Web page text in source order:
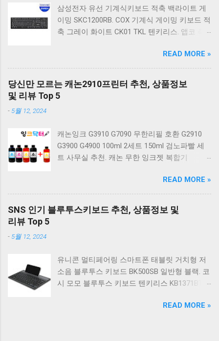
삼성전자 유선 기계식키보드 적축 백라이트 게
이밍 SKC1200RB. COX 기계식 게이밍 키보드 적
축 그레이 화이트 CK01 TKL 텐키리스. 앱코 축
랙 K560 일반형. 앱코 K517 레트로 기계식 게이
밍 유선키보드 갈축 일반형 레트로 베이지. 체리
키보드 G803000S TKL RGB 게이밍 텐키리스 기
계식 키보드 4종 축 선택 저소음적축 블랙. 체리
베이지 K517 Retro. COX CK01 교체축 사이드
RGB 게이밍 기계식 키보드 네이비 CK01NV적축
일반형. 체리키보드 XTRFY MX BOARD 3.1 RGB
COX 기계식 게이밍 키보드 갈축 그레이 화이트
CK01 TKL 텐키리스 기계식키보드 구매를 고려
하실 때, 추가 할인 혜택을 놓치지 마세요. 다양
정이 많이 어려우시죠? 특히 기계식키보드 같은
상품을 고를 때는 더 고민이 많을 수 밖에 없습
니다. 다양한 상품들을 상세스펙 과 가격 을 꼼
READ MORE »
당신만 모르는 캐논2910프린터 추천, 상품정보
및 리뷰 Top 5
- 5월 12, 2024
캐논잉크 G3910 G7090 무한리필 호환 G2910
G3900 G4900 100ml 2세트 150ml 검노파빨 세
트 사무실 추천. 캐논 무한 잉크젯 복합기
논 PIXMA G2910 잉크포함 정품 무한복합기 컬
러 잉크젯복합기 가정용프린터 상세정보참조.
캐논 G시리즈 프린터 정품 헤드 카트리지
G1900 G2900 G3900 G4900 G2910 G3910
G4902 G4910 G4911 리필 잉크 1개 GI990
500ml 4색세트. 캐논 빌트인 정품무한 복합기
G2910 정품잉크 포함충전잉크4색 추가증정. 캐
잉크 4색세트 G3910 G3900 G2900 G4900
READ MORE »
SNS 인기 블루투스키보드 추천, 상품정보 및
리뷰 Top 5
- 5월 12, 2024
유니콘 멀티페어링 스마트폰 태블릿 거치형 저
소음 블루투스 키보드 BK500SB 일반형 블랙. 코
시 모모 블루투스 키보드 텐키리스 KB1371BT
K380S. 로지텍 무선키보드 텐키리스 스모키 블
READ MORE »